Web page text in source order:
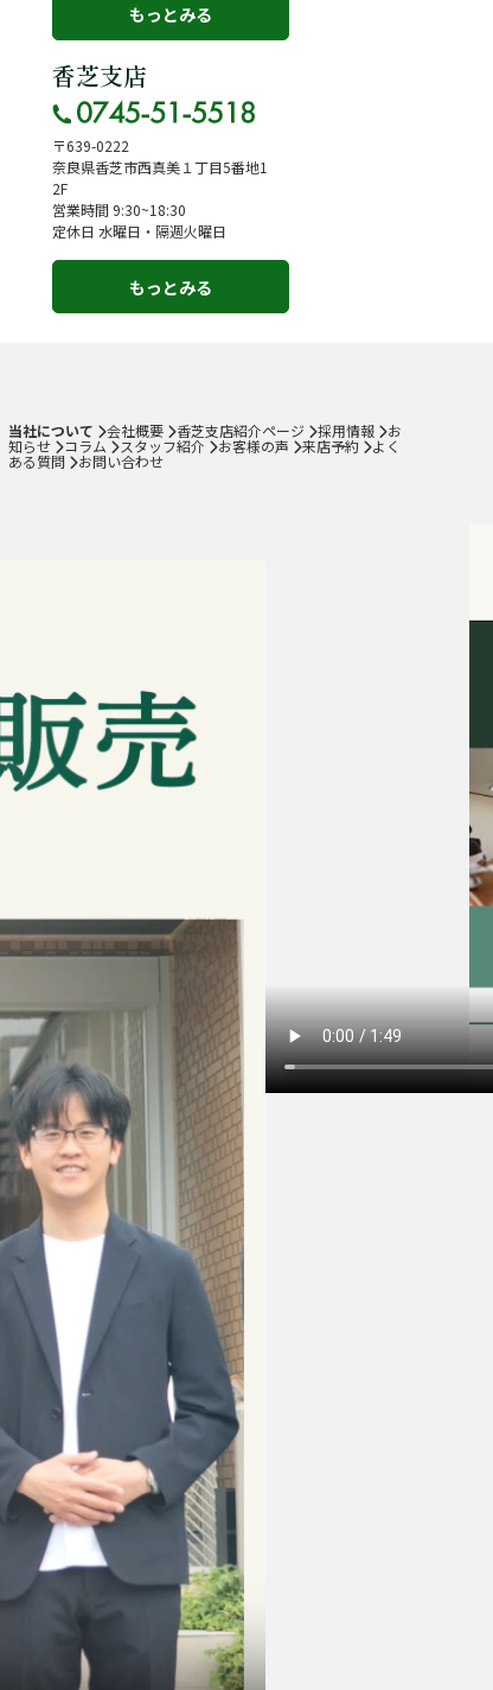
もっとみる
香芝支店
〒639-0222
奈良県香芝市西真美１丁目5番地1
2F
営業時間 9:30~18:30
定休日 水曜日・隔週火曜日
もっとみる
当社について 会社概要 香芝支店紹介ページ 採用情報 お
知らせ コラム スタッフ紹介 お客様の声 来店予約 よく
ある質問 お問い合わせ